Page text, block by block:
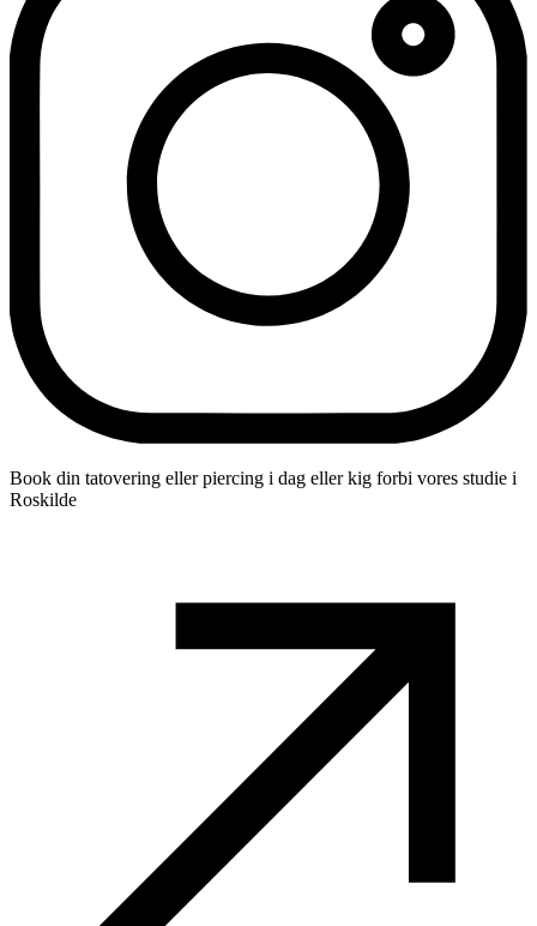
Book din tatovering eller piercing i dag eller kig forbi vores studie i
Roskilde